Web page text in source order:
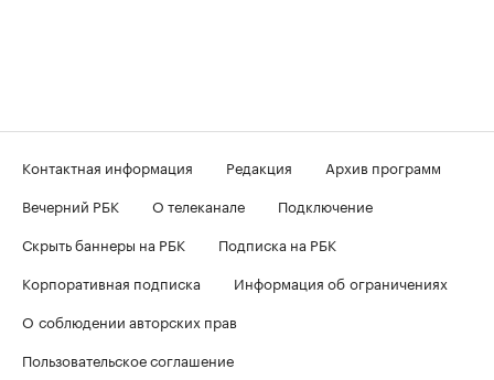
Контактная информация Редакция
Архив программ
Вечерний РБК
О телеканале
Подключение
Скрыть баннеры на РБК
Подписка на РБК
Корпоративная подписка
Информация об ограничениях
О соблюдении авторских прав
Пользовательское соглашение